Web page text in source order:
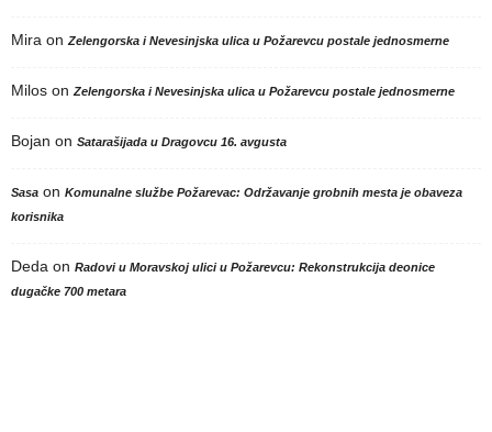
Mira on Zelengorska i Nevesinjska ulica u Požarevcu postale jednosmerne
Milos on Zelengorska i Nevesinjska ulica u Požarevcu postale jednosmerne
Bojan on Satarašijada u Dragovcu 16. avgusta
Sasa on Komunalne službe Požarevac: Održavanje grobnih mesta je obaveza
korisnika
Deda on Radovi u Moravskoj ulici u Požarevcu: Rekonstrukcija deonice
dugačke 700 metara